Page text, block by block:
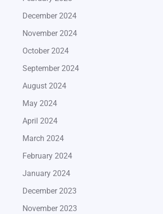
December 2024
November 2024
October 2024
September 2024
August 2024
May 2024
April 2024
March 2024
February 2024
January 2024
December 2023
November 2023